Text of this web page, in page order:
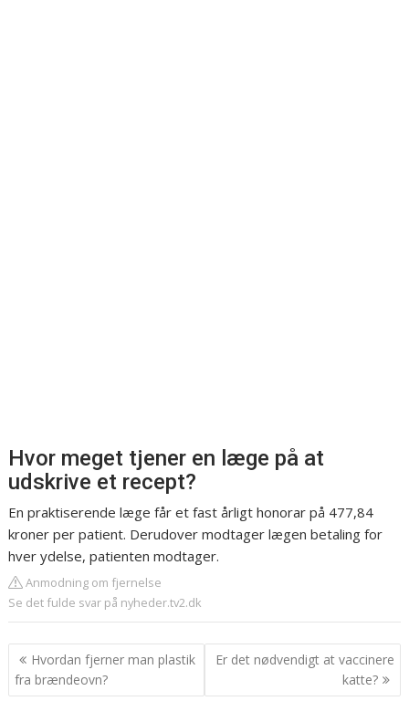
Hvor meget tjener en læge på at
udskrive et recept?
En praktiserende læge får et fast årligt honorar på 477,84
kroner per patient. Derudover modtager lægen betaling for
hver ydelse, patienten modtager.
Anmodning om fjernelse
Se det fulde svar på nyheder.tv2.dk
Indlægsnavigation
Hvordan fjerner man plastik
fra brændeovn?
Er det nødvendigt at vaccinere
katte?